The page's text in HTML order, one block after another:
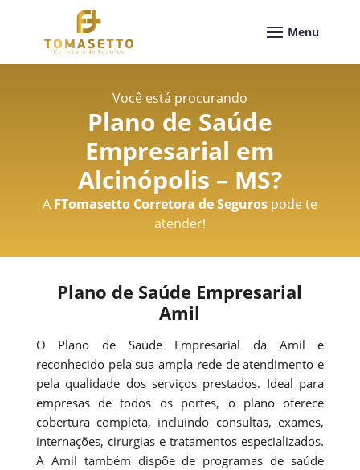
Você está procurando
Plano de Saúde
Empresarial em
Alcinópolis – MS?
A FTomasetto Corretora de Segurospode te
atender!
Plano de Saúde Empresarial
Amil
O Plano de Saúde Empresarial da Amil é
reconhecido pela sua ampla rede de atendimento e
pela qualidade dos serviços prestados. Ideal para
empresas de todos os portes, o plano oferece
cobertura completa, incluindo consultas, exames,
internações, cirurgias e tratamentos especializados.
A Amil também dispõe de programas de saúde